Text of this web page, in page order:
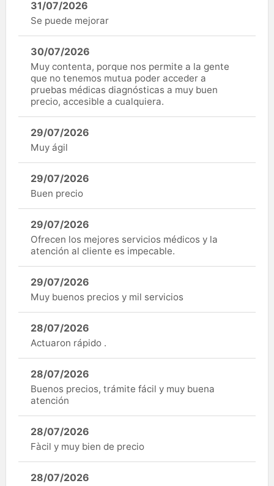
31/07/2026
Se puede mejorar
30/07/2026
Muy contenta, porque nos permite a la gente
que no tenemos mutua poder acceder a
pruebas médicas diagnósticas a muy buen
precio, accesible a cualquiera.
29/07/2026
Muy ágil
29/07/2026
Buen precio
29/07/2026
Ofrecen los mejores servicios médicos y la
atención al cliente es impecable.
29/07/2026
Muy buenos precios y mil servicios
28/07/2026
Actuaron rápido .
28/07/2026
Buenos precios, trámite fácil y muy buena
atención
28/07/2026
Fàcil y muy bien de precio
28/07/2026